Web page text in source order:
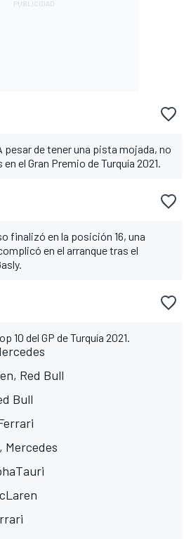
pesar de tener una pista mojada, no
el Gran Premio de Turquía 2021.
finalizó en la posición 16, una
en el arranque tras el
10 del GP de Turquía 2021.
Red Bull
Bull
Mercedes